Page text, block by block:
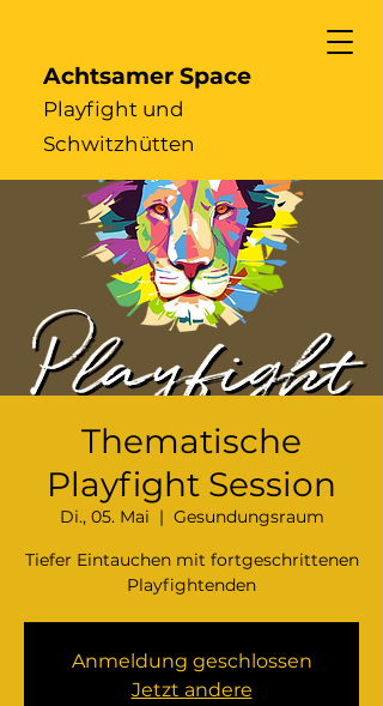
Achtsamer Space
Playfight und
Schwitzhütten
Thematische
Playfight Session
Di., 05. Mai
  |
Gesundungsraum
Tiefer Eintauchen mit fortgeschrittenen
Playfightenden
Anmeldung geschlossen
Jetzt andere